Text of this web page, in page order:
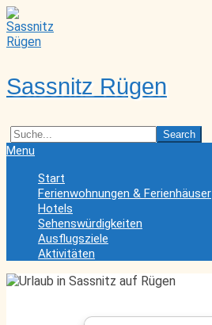
Skip
to
content
Sassnitz Rügen
Search
Secondary
Menu
Start
Ferienwohnungen & Ferienhäuser
Hotels
Sehenswürdigkeiten
Ausflugsziele
Aktivitäten